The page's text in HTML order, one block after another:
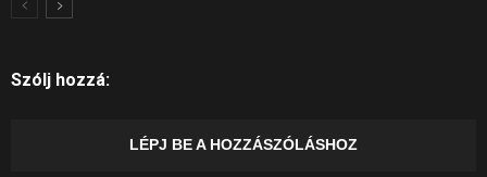
Szólj hozzá:
LÉPJ BE A HOZZÁSZÓLÁSHOZ